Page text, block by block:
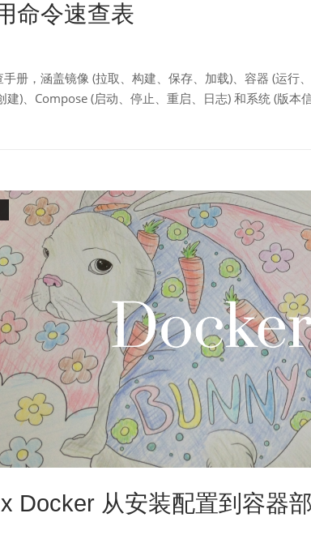
命令速查表
册，涵盖镜像 (拉取、构建、保存、加载)、容器 (运行
建)、Compose (启动、停止、重启、日志) 和系统 (版本
Docker 从安装配置到容器